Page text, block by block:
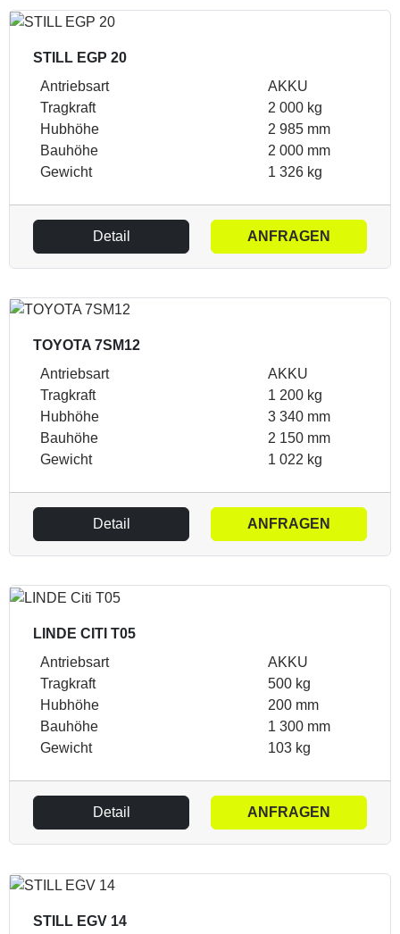
STILL EGP 20
Antriebsart
AKKU
Tragkraft
2 000 kg
Hubhöhe
2 985 mm
Bauhöhe
2 000 mm
Gewicht
1 326 kg
Detail ANFRAGEN
TOYOTA 7SM12
Antriebsart
AKKU
Tragkraft
1 200 kg
Hubhöhe
3 340 mm
Bauhöhe
2 150 mm
Gewicht
1 022 kg
Detail ANFRAGEN
LINDE CITI T05
Antriebsart
AKKU
Tragkraft
500 kg
Hubhöhe
200 mm
Bauhöhe
1 300 mm
Gewicht
103 kg
Detail ANFRAGEN
STILL EGV 14